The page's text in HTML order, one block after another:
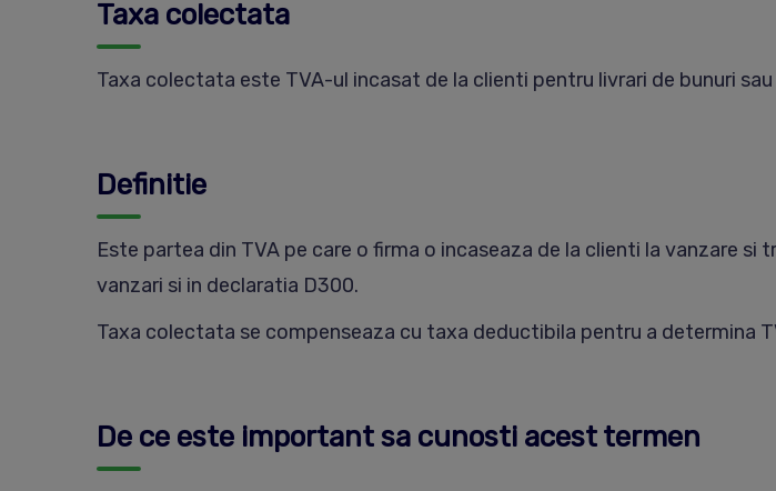
Taxa colectata
Taxa colectata este TVA-ul incasat de la clienti pentru livrari de bunuri
Definitie
Este partea din TVA pe care o firma o incaseaza de la clienti la vanzare
vanzari si in declaratia D300.
Taxa colectata se compenseaza cu taxa deductibila pentru a determina
De ce este important sa cunosti acest termen